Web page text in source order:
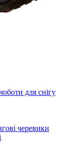
для снігу
черевики